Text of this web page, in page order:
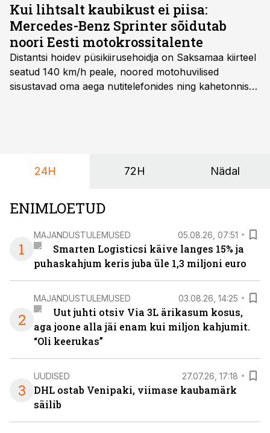
Kui lihtsalt kaubikust ei piisa:
Mercedes-Benz Sprinter sõidutab
noori Eesti motokrossitalente
Distantsi hoidev püsikiirusehoidja on Saksamaa kiirteel
seatud 140 km/h peale, noored motohuvilised
sisustavad oma aega nutitelefonides ning kahetonnises
24H 72H Nädal
ENIMLOETUD
1
MAJANDUSTULEMUSED 05.08.26, 07:51
Smarten Logisticsi käive langes 15% ja
puhaskahjum keris juba üle 1,3 miljoni euro
2
MAJANDUSTULEMUSED 03.08.26, 14:25
Uut juhti otsiv Via 3L ärikasum kosus,
aga joone alla jäi enam kui miljon kahjumit.
“Oli keerukas”
3
UUDISED 27.07.26, 17:18
DHL ostab Venipaki, viimase kaubamärk
säilib